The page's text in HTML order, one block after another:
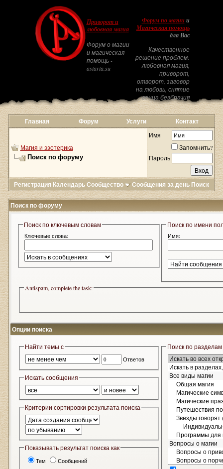
Приворот и
любовная магия
Форум о магии
и магическая
помощь -
astarta.su
Форум по магиии
Магическая помощь
для Вас
Качественное
решение проблем:
любовная магия,
приворот,
отворот, заговор
на любовь, снятие
венца безбрачия
Главная Форум Услуги Контакт
Магия и эзотерика
Поиск по форуму
Имя
Запомнить?
Пароль
Регистрация КалендарьСообщество Сообщения за день Поиск
Поиск по форуму
Поиск по ключевым словам
Ключевые слова:
Поиск по имени
Имя:
Antispam, complete the task:
Опции поиска
Найти темы с
Ответов
Искать сообщения
Критерии сортировки результата поиска
Показывать результат поиска как
Тем Сообщений
Поиск по разделам